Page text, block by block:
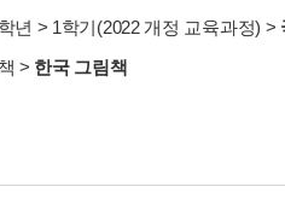
년 > 1학기(2022 개정 교육과정) >
> 한국 그림책